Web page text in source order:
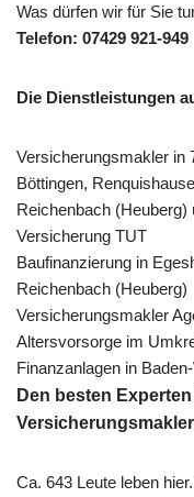
Was dürfen wir für Sie
Telefon: 07429 921-949
Die Dienstleistungen
Versicherungsmakler in
Böttingen,
Reichenbach
Versicherung TUT
Baufinanzierung in
Reichenbach (Heuberg)
Versicherungsmakler
Altersvorsorge im
Finanzanlagen in
Den besten
Ca. 643 Leute leben